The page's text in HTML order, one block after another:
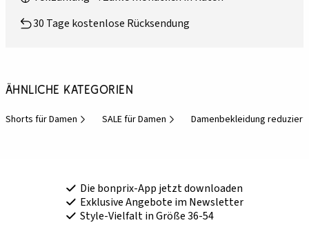
30 Tage kostenlose Rücksendung
Ähnliche Kategorien
Shorts für Damen SALE für Damen Damenbekleidung reduziert
Die bonprix-App jetzt downloaden
Exklusive Angebote im Newsletter
Style-Vielfalt in Größe 36-54